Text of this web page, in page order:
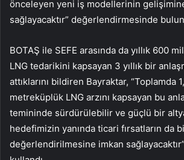
önceleyen yeni iş modellerinin
sağlayacaktır” değerlendirmesinde
BOTAŞ ile SEFE arasında da yıllık 600
LNG tedarikini kapsayan 3 yıllık bir
attıklarını bildiren Bayraktar, “Toplamda
metreküplük LNG arzını kapsayan bu
temininde sürdürülebilir ve güçlü bir
hedefimizin yanında ticari fırsatların da
değerlendirilmesine imkan